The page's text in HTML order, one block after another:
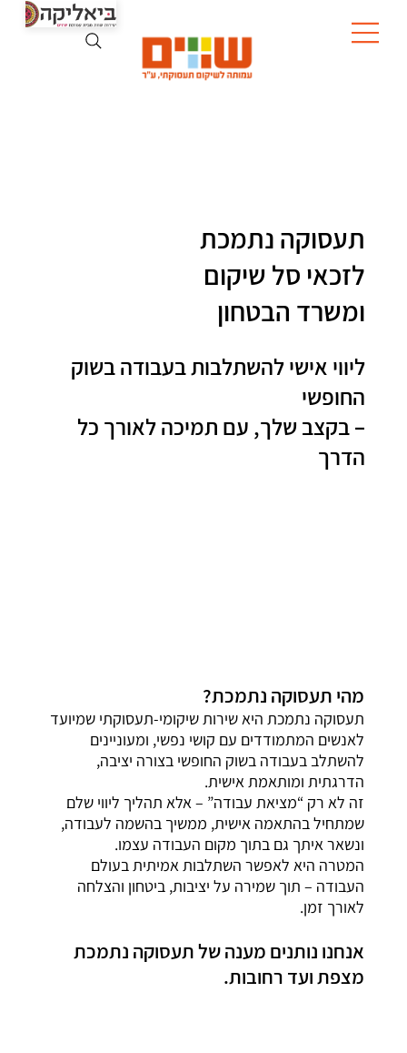
תעסוקה נתמכת
לזכאי סל שיקום
ומשרד הבטחון
ליווי אישי להשתלבות בעבודה בשוק
החופשי
– בקצב שלך, עם תמיכה לאורך כל
הדרך
מהי תעסוקה נתמכת?
תעסוקה נתמכת היא שירות שיקומי-תעסוקתי שמיועד
לאנשים המתמודדים עם קושי נפשי, ומעוניינים
להשתלב בעבודה בשוק החופשי בצורה יציבה,
הדרגתית ומותאמת אישית.
זה לא רק “מציאת עבודה” – אלא תהליך ליווי שלם
שמתחיל בהתאמה אישית, ממשיך בהשמה לעבודה,
ונשאר איתך גם בתוך מקום העבודה עצמו.
המטרה היא לאפשר השתלבות אמיתית בעולם
העבודה – תוך שמירה על יציבות, ביטחון והצלחה
לאורך זמן.
אנחנו נותנים מענה של תעסוקה נתמכת
מצפת ועד רחובות.